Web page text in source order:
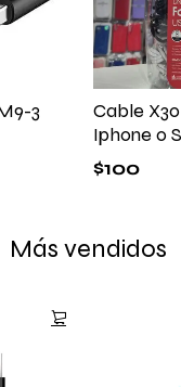
3
Cable
Iphone o
$100
Más vendidos